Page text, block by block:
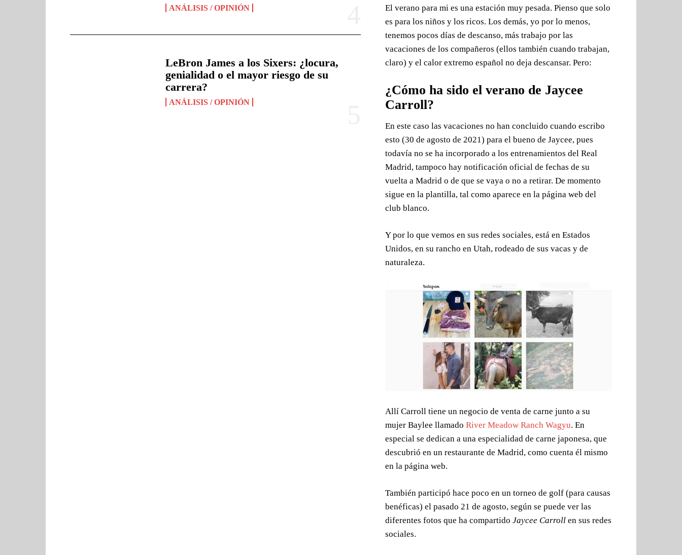
ANÁLISIS / OPINIÓN
LeBron James a los Sixers: ¿locura,
genialidad o el mayor riesgo de su
carrera?
ANÁLISIS / OPINIÓN
El verano para mi es una estación muy pesada. Pienso que solo
es para los niños y los ricos. Los demás, yo por lo menos,
tenemos pocos días de descanso, más trabajo por las
vacaciones de los compañeros (ellos también cuando trabajan,
claro) y el calor extremo español no deja descansar. Pero:
¿Cómo ha sido el verano de Jaycee
Carroll?
En este caso las vacaciones no han concluido cuando escribo
esto (30 de agosto de 2021) para el bueno de Jaycee, pues
todavía no se ha incorporado a los entrenamientos del Real
Madrid, tampoco hay notificación oficial de fechas de su
vuelta a Madrid o de que se vaya o no a retirar. De momento
sigue en la plantilla, tal como aparece en la página web del
club blanco.
Y por lo que vemos en sus redes sociales, está en Estados
Unidos, en su rancho en Utah, rodeado de sus vacas y de
naturaleza.
Allí Carroll tiene un negocio de venta de carne junto a su
mujer Baylee llamado River Meadow Ranch Wagyu. En
especial se dedican a una especialidad de carne japonesa, que
descubrió en un restaurante de Madrid, como cuenta él mismo
en la página web.
También participó hace poco en un torneo de golf (para causas
benéficas) el pasado 21 de agosto, según se puede ver las
diferentes fotos que ha compartido Jaycee Carroll en sus redes
sociales.